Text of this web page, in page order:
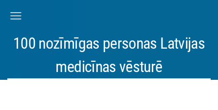
100 nozīmīgas personas Latvijas
medicīnas vēsturē